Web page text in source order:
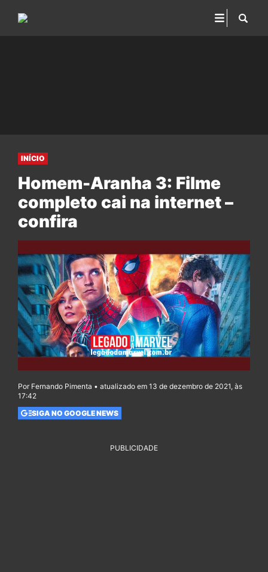
INÍCIO
Homem-Aranha 3: Filme
completo cai na internet –
confira
Por Fernando Pimenta • atualizado em 13 de dezembro de 2021, às
17:42
SIGA NO GOOGLE NEWS
PUBLICIDADE